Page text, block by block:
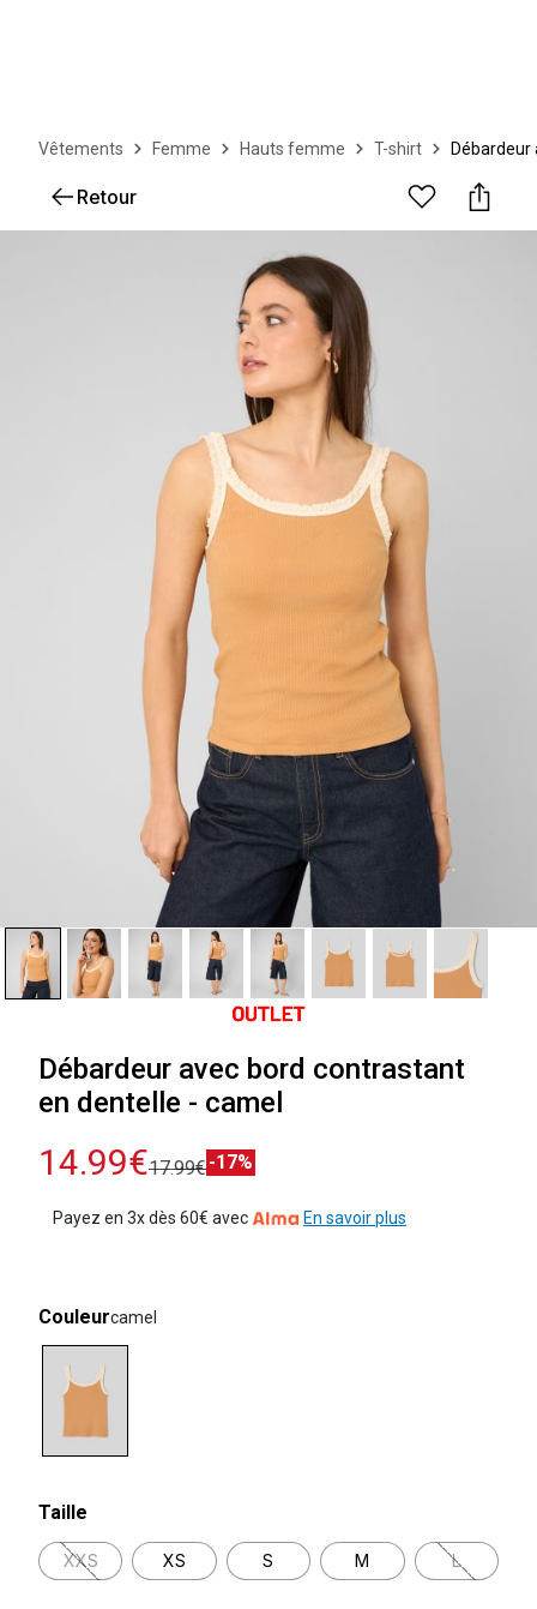
Vêtements Femme Hauts femme T-shirt
Retour
Débardeur avec bord contrastant
en dentelle - camel
14.99€17.99€-17%
Payez en 3x dès 60€ avec En savoir plus
Couleurcamel
Taille
XXS XS S M L